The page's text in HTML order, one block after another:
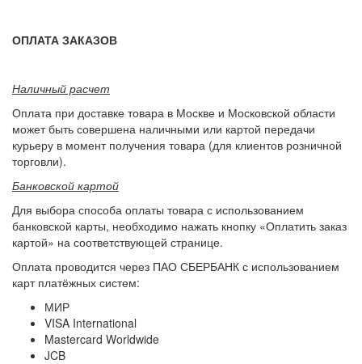
ОПЛАТА ЗАКАЗОВ
Наличный расчет
Оплата при доставке товара в Москве и Московской области
может быть совершена наличными или картой передачи
курьеру в момент получения товара (для клиентов розничной
торговли).
Банковской картой
Для выбора способа оплаты товара с использованием
банковской карты, необходимо нажать кнопку «Оплатить заказ
картой» на соответствующей странице.
Оплата проводится через ПАО СБЕРБАНК с использованием
карт платёжных систем:
МИР
VISA International
Mastercard Worldwide
JCB